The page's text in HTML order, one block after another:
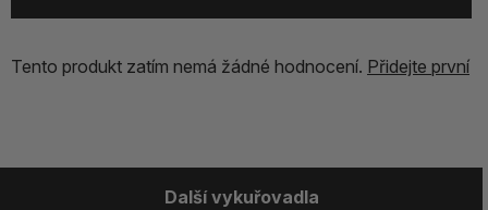
Tento produkt zatím nemá žádné hodnocení. Přidejte první
Další vykuřovadla